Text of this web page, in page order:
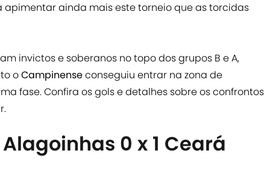
apimentar ainda mais este torneio que as torcidas
invictos e soberanos no topo dos grupos B e A,
oCampinenseconseguiu entrar na zona de
fase. Confira os gols e detalhes sobre os confrontos
0 x 1 Ceará